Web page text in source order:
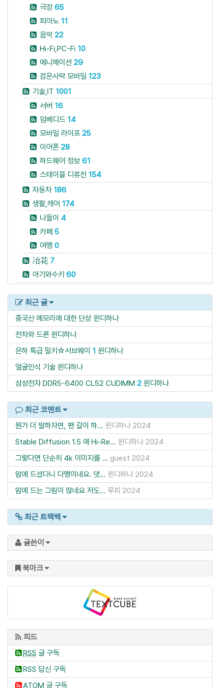
극장65
피아노 11
음악22
Hi-Fi,PC-Fi 10
에니메이션 29
검은사막 모바일 123
기술,IT 1001
서버 16
임베디드 14
모바일 라이프 25
이어폰 28
하드웨어 정보 61
스테이블 디퓨전 154
자동차 186
생활,캐어 174
나들이 4
카페 5
여행 0
冶花 7
아기와수키 60
최근 글
중국산 메모리에 대한 단상 윈디하나
전차와 드론 윈디하나
은하 특급 밀키☆서브웨이 1 윈디하나
얼굴인식 기술 윈디하나
삼성전자 DDR5-6400 CL52 CUDIMM 2 윈디하나
최근 코멘트
뭔가 더 말하자면, 팬 갈이 하... 윈디하나 2024
Stable Diffusion 1.5 에 Hi-Re... 윈디하나 2024
그렇다면 단순히 4k 이미지를 ... guest 2024
맘에 드셨다니 다행이네요. 댓... 윈디하나 2024
맘에 드는 그림이 많네요 저도... 루피 2024
최근 트랙백
글쓴이
북마크
피드
RSS 글 구독
RSS 답신 구독
ATOM 글 구독